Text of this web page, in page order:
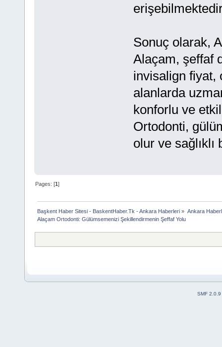
Sonuç olarak,
Alaçam, şeffaf
invisalign fiyat,
alanlarda
konforlu ve
Ortodonti,
olur ve
Pages: [1]
Başkent Haber Sitesi - BaskentHaber.Tk - Ankara Haberleri » Ankara
Alaçam Ortodonti: Gülümsemenizi Şekillendirmenin Şeffaf Yolu
SMF 2.0.9